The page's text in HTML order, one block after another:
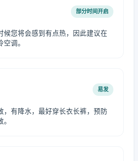
部分时间开启
候您将会感到有点热，因此建议在
调。
易发
，有降水，最好穿长衣长裤，预防